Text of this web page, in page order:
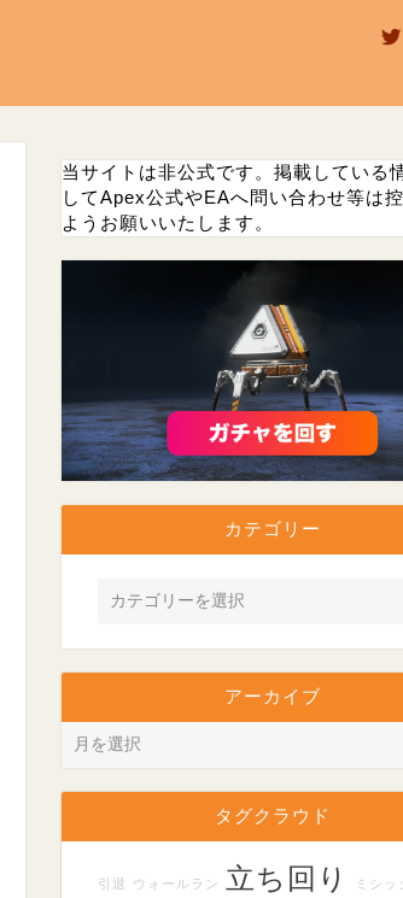
当サイトは非公式です。掲載している
してApex公式やEAへ問い合わせ等は
ようお願いいたします。
カテゴリー
アーカイブ
タグクラウド
引退 ウォールラン 立ち回り
ミシッ